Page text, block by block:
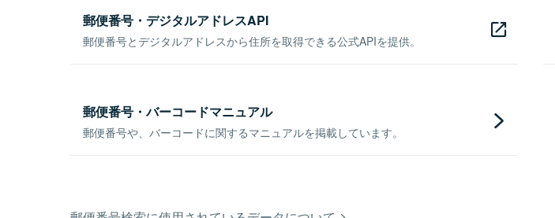
郵便番号・デジタルアドレスAPI
郵便番号とデジタルアドレスから住所を取得できる公式APIを提供。
郵便番号・バーコードマニュアル
郵便番号や、バーコードに関するマニュアルを掲載しています。